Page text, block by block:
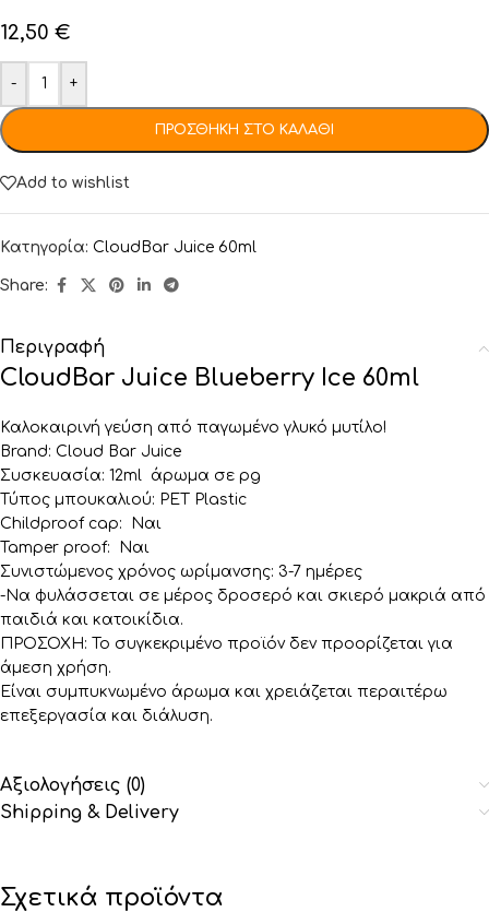
12,50 €
- +
ΠΡΟΣΘΉΚΗ ΣΤΟ ΚΑΛΆΘΙ
Add to wishlist
Κατηγορία: CloudBar Juice 60ml
Share:
Περιγραφή
CloudBar Juice Blueberry Ice 60ml
Καλοκαιρινή γεύση από παγωμένο γλυκό μυτίλο!
Brand: Cloud Bar Juice
Συσκευασία: 12ml άρωμα σε pg
Τύπος μπουκαλιού: PET Plastic
Childproof cap: Ναι
Tamper proof: Ναι
Συνιστώμενος χρόνος ωρίμανσης: 3-7 ημέρες
-Να φυλάσσεται σε μέρος δροσερό και σκιερό μακριά από
παιδιά και κατοικίδια.
ΠΡΟΣΟΧΗ: Το συγκεκριμένο προϊόν δεν προορίζεται για
άμεση χρήση.
Είναι συμπυκνωμένο άρωμα και χρειάζεται περαιτέρω
επεξεργασία και διάλυση.
Αξιολογήσεις (0)
Shipping & Delivery
Σχετικά προϊόντα